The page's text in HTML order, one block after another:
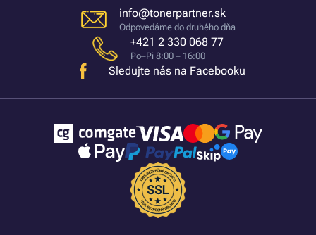
info@tonerpartner.sk
Odpovedáme do druhého dňa
+421 2 330 068 77
Po–Pi 8:00 – 16:00
Sledujte nás na Facebooku